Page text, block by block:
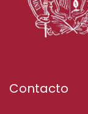
Contacto